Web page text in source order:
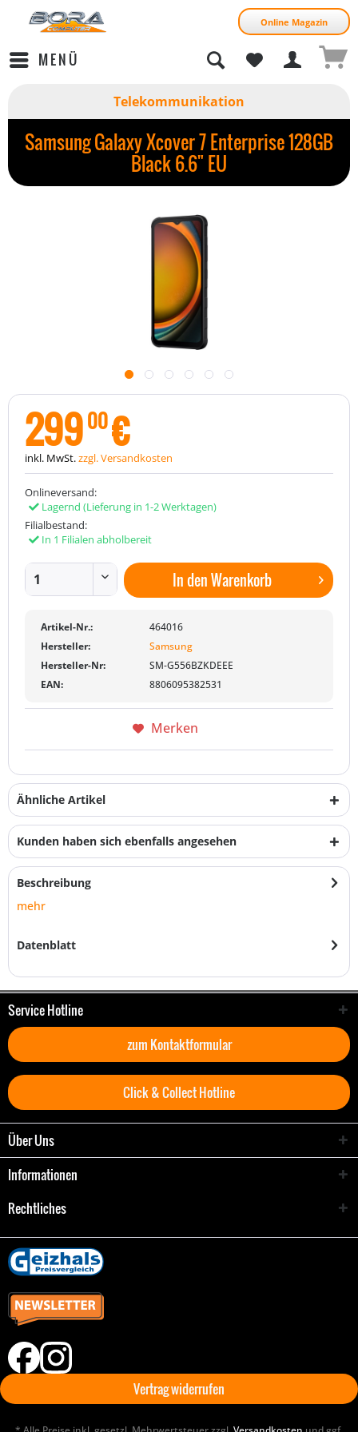
Online Magazin
MENÜ
Telekommunikation
Samsung Galaxy Xcover 7 Enterprise 128GB
Black 6.6" EU
29900€
inkl. MwSt.zzgl. Versandkosten
Onlineversand:
Lagernd (Lieferung in 1-2 Werktagen)
Filialbestand:
In 1 Filialen abholbereit
In denWarenkorb
Artikel-Nr.:
464016
Hersteller:
Samsung
Hersteller-Nr:
SM-G556BZKDEEE
EAN:
8806095382531
Merken
Ähnliche Artikel
Kunden haben sich ebenfalls angesehen
Beschreibung
mehr
Datenblatt
Service Hotline
zum Kontaktformular
Click & Collect Hotline
Über Uns
Informationen
Rechtliches
Vertrag widerrufen